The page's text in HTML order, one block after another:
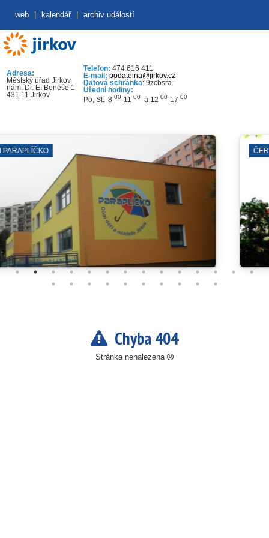
web kalendář archiv událostí
Adresa:
Městský úřad Jirkov
nám. Dr. E. Beneše 1
431 11 Jirkov
Telefon: 474 616 411
E-mail: podatelna@jirkov.cz
Datová schránka: 9zcbsra
Úřední hodiny:
Po, St: 8 00-11 00 a 12 00-17 00
ČERVENÝ HRÁDEK
Chyba 404
Stránka nenalezena